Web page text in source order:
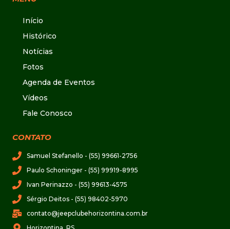
Início
Histórico
Notícias
Fotos
Agenda de Eventos
Vídeos
Fale Conosco
CONTATO
Samuel Stefanello - (55) 99661-2756
Paulo Schoninger - (55) 99919-8995
Ivan Perinazzo - (55) 99613-4575
Sérgio Deitos - (55) 98402-5970
contato@jeepclubehorizontina.com.br